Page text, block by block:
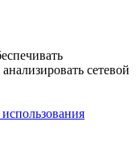
сетевой